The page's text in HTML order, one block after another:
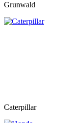
Grunwald
Caterpillar